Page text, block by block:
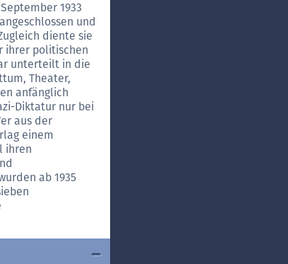
1933
und
diente sie
ihrer politischen
unterteilt in die
Theater,
anfänglich
Diktatur nur bei
aus der
einem
ihren
ab 1935